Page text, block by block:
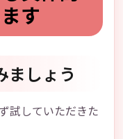
す
ましょう
試していただきた